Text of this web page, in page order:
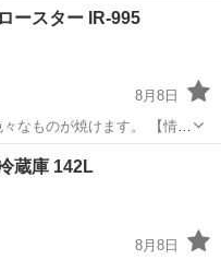
ースター IR-995
8月8日
ものが焼けます。 【情
】 使用回数少なめ、全体的
があります。 ⭐︎できる限り
ン家電
蔵庫 142L
8月8日